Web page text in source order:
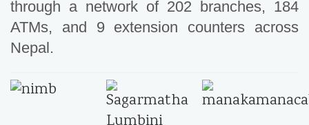
through a network of 202 branches, 184
ATMs, and 9 extension counters across
Nepal.